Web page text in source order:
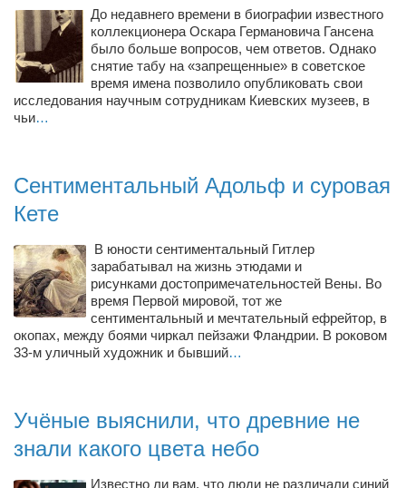
МАГАЗИН СТИХОВ НА ЗАКАЗ
«Павел» — магазин мужской одежды
Туризм
«Траверс» — экипировочный центр
Евгений Касьяненко
Сергей Коноз
Денис Федченко
Звукорежиссёры
Писатели
До недавнего времени в биографии известного
коллекционера Оскара Германовича Гансена
было больше вопросов, чем ответов. Однако
снятие табу на «запрещенные» в советское
время имена позволило опубликовать свои
исследования научным сотрудникам Киевских музеев, в
чьи…
Сентиментальный Адольф и суровая
Кете
В юности сентиментальный Гитлер
зарабатывал на жизнь этюдами и
рисунками достопримечательностей Вены. Во
время Первой мировой, тот же
сентиментальный и мечтательный ефрейтор, в
окопах, между боями чиркал пейзажи Фландрии. В роковом
33-м уличный художник и бывший…
Учёные выяснили, что древние не
знали какого цвета небо
Известно ли вам, что люди не различали синий